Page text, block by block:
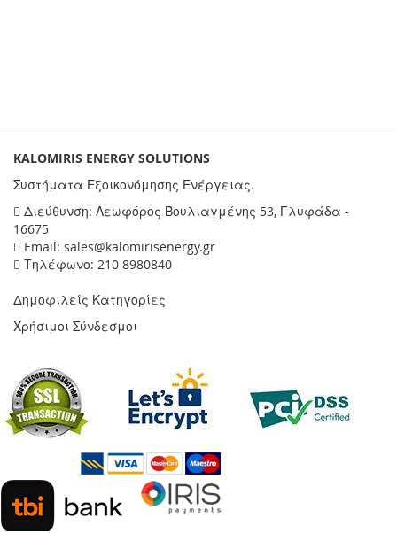
KALOMIRIS ENERGY SOLUTIONS
Συστήματα Εξοικονόμησης Ενέργειας.
Διεύθυνση: Λεωφόρος Βουλιαγμένης 53, Γλυφάδα -
16675
Email: sales@kalomirisenergy.gr
Τηλέφωνο: 210 8980840
Δημοφιλείς Κατηγορίες
Χρήσιμοι Σύνδεσμοι